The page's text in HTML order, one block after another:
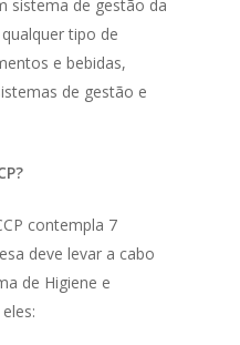
sistema de gestão da
tipo de
e bebidas,
de gestão e
contempla 7
deve levar a cabo
de Higiene e